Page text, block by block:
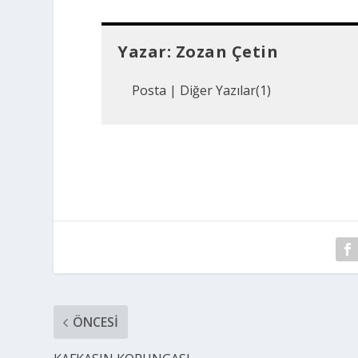
Yazar: Zozan Çetin
Posta | Diğer Yazılar(1)
ÖNCESI